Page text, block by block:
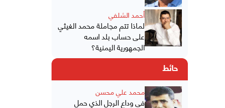
أحمد الشلفي
لماذا تتم مجاملة محمد الغيثي
على حساب بلد اسمه
الجمهورية اليمنية؟
حائط
محمد علي محسن
في وداع الرجل الذي حمل